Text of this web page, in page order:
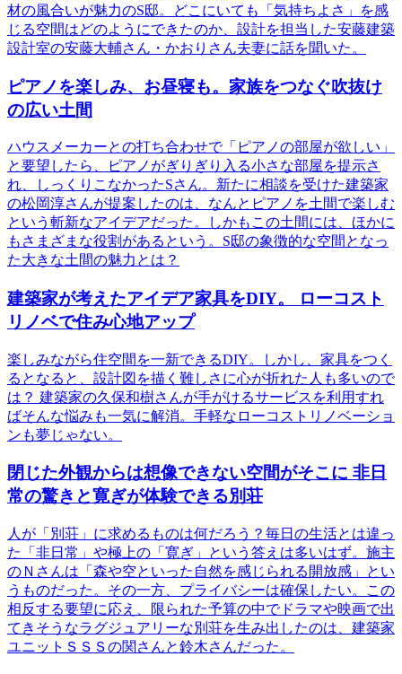
材の風合いが魅力のS邸。どこにいても「気持ちよさ」を感
じる空間はどのようにできたのか、設計を担当した安藤建築
設計室の安藤大輔さん・かおりさん夫妻に話を聞いた。
ピアノを楽しみ、お昼寝も。家族をつなぐ吹抜け
の広い土間
ハウスメーカーとの打ち合わせで「ピアノの部屋が欲しい」
と要望したら、ピアノがぎりぎり入る小さな部屋を提示さ
れ、しっくりこなかったSさん。新たに相談を受けた建築家
の松岡淳さんが提案したのは、なんとピアノを土間で楽しむ
という斬新なアイデアだった。しかもこの土間には、ほかに
もさまざまな役割があるという。S邸の象徴的な空間となっ
た大きな土間の魅力とは？
建築家が考えたアイデア家具をDIY。 ローコスト
リノベで住み心地アップ
楽しみながら住空間を一新できるDIY。しかし、家具をつく
るとなると、設計図を描く難しさに心が折れた人も多いので
は？ 建築家の久保和樹さんが手がけるサービスを利用すれ
ばそんな悩みも一気に解消。手軽なローコストリノベーショ
ンも夢じゃない。
閉じた外観からは想像できない空間がそこに 非日
常の驚きと寛ぎが体験できる別荘
人が「別荘」に求めるものは何だろう？毎日の生活とは違っ
た「非日常」や極上の「寛ぎ」という答えは多いはず。施主
のＮさんは「森や空といった自然を感じられる開放感」とい
うものだった。その一方、プライバシーは確保したい。この
相反する要望に応え、限られた予算の中でドラマや映画で出
てきそうなラグジュアリーな別荘を生み出したのは、建築家
ユニットＳＳＳの関さんと鈴木さんだった。